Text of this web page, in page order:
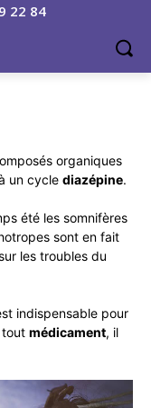
22 84
organiques
un cycle diazépine.
été les somnifères
sont en fait
les troubles du
indispensable pour
tout médicament, il